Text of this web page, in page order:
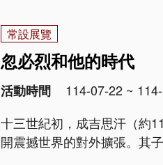
常設展覽
忽必烈和他的時代
活動時間
114-07-22 ~
十三世紀初，成吉思汗（約
開震撼世界的對外擴張。其